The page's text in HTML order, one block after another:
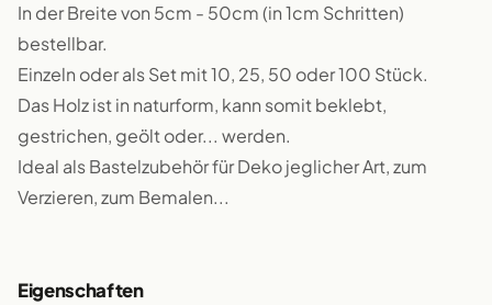
In der Breite von 5cm - 50cm (in 1cm Schritten)
bestellbar.
Einzeln oder als Set mit 10, 25, 50 oder 100 Stück.
Das Holz ist in naturform, kann somit beklebt,
gestrichen, geölt oder... werden.
Ideal als Bastelzubehör für Deko jeglicher Art, zum
Verzieren, zum Bemalen...
Eigenschaften